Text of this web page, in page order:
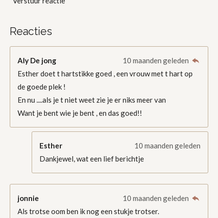
Reacties
Aly De jong
10 maanden geleden
Esther doet t hartstikke goed , een vrouw met t hart op
de goede plek !
En nu ....als je t niet weet zie je er niks meer van
Want je bent wie je bent , en das goed!!
Esther
10 maanden geleden
Dankjewel, wat een lief berichtje
jonnie
10 maanden geleden
Als trotse oom ben ik nog een stukje trotser.